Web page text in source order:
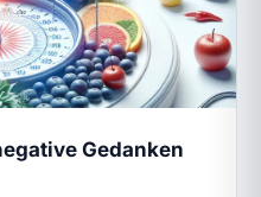
Gedanken